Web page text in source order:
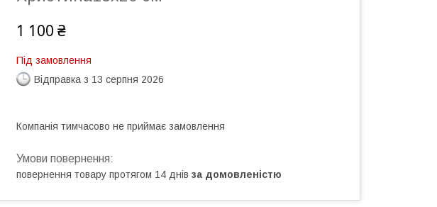
1 100 ₴
Під замовлення
Відправка з 13 серпня 2026
Компанія тимчасово не приймає замовлення
повернення товару протягом 14 днів за домовленістю